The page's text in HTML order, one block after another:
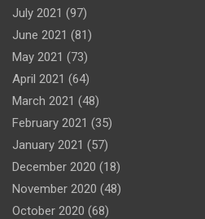
July 2021 (97)
June 2021 (81)
May 2021 (73)
April 2021 (64)
March 2021 (48)
February 2021 (35)
January 2021 (57)
December 2020 (18)
November 2020 (48)
October 2020 (68)